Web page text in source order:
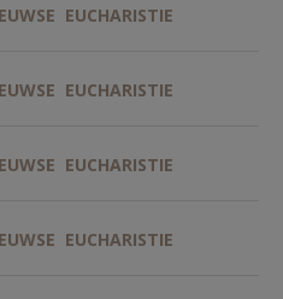
EUCHARISTIE
EUCHARISTIE
EUCHARISTIE
EUCHARISTIE